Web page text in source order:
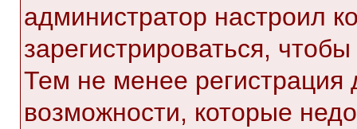
администратор настроил
зарегистрироваться,
Тем не менее
возможности, которые